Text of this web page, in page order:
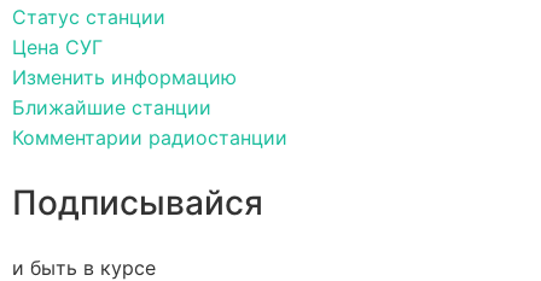
Статус станции
Цена СУГ
Изменить информацию
Ближайшие станции
Комментарии радиостанции
Подписывайся
и быть в курсе